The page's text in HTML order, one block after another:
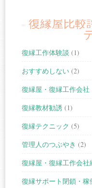
復縁屋比較
復縁工作体験談 (1)
おすすめしない (2)
復縁屋・復縁工作会社
復縁教材勧誘 (1)
復縁テクニック (5)
管理人のつぶやき (2)
復縁屋・復縁工作会社
復縁サポート閉鎖・稼